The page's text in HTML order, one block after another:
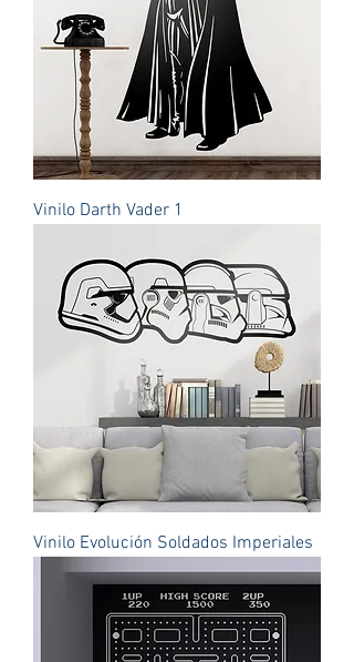
Vinilo Darth Vader 1
Vinilo Evolución Soldados Imperiales